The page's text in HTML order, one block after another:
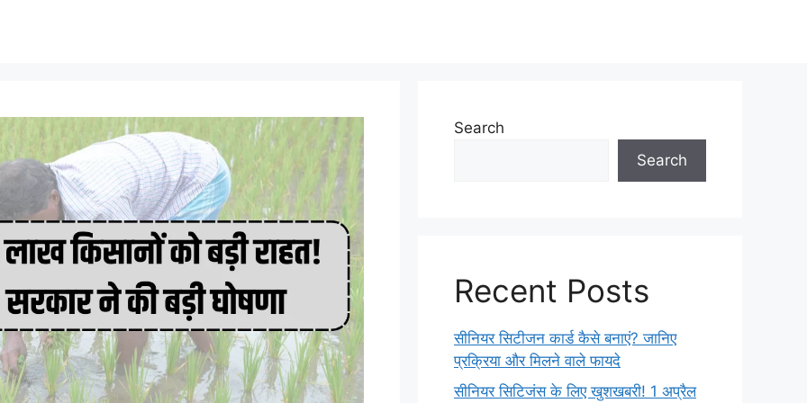
Search
Search
Recent Posts
सीनियर सिटीजन कार्ड कैसे बनाएं? जानिए
प्रक्रिया और मिलने वाले फायदे
सीनियर सिटिजंस के लिए खुशखबरी! 1 अप्रैल